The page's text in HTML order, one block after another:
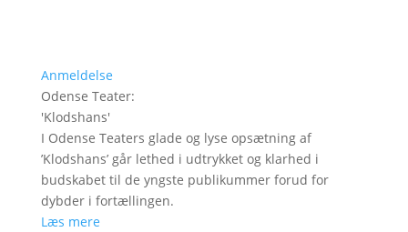
Anmeldelse
Odense Teater:
'Klodshans'
I Odense Teaters glade og lyse opsætning af
’Klodshans’ går lethed i udtrykket og klarhed i
budskabet til de yngste publikummer forud for
dybder i fortællingen.
Læs mere